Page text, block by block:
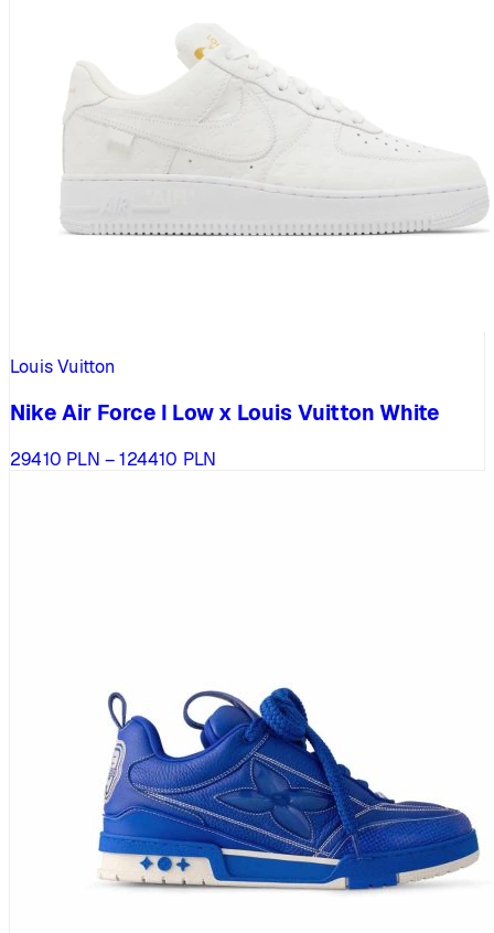
Louis Vuitton
Nike Air Force I Low x Louis Vuitton White
29410 PLN – 124410 PLN